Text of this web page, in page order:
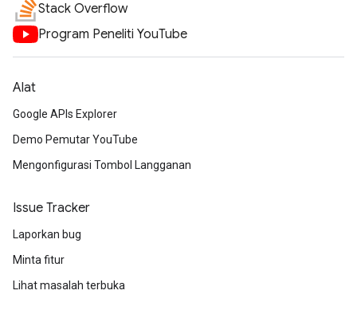
Stack Overflow
Program Peneliti YouTube
Alat
Google APIs Explorer
Demo Pemutar YouTube
Mengonfigurasi Tombol Langganan
Issue Tracker
Laporkan bug
Minta fitur
Lihat masalah terbuka